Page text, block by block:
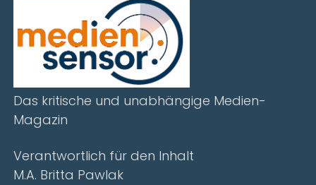
Das kritische und unabhängige Medien-
Magazin
Verantwortlich für den Inhalt
M.A. Britta Pawlak